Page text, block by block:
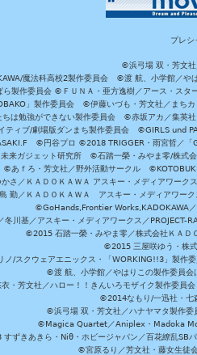
プレシ
©浜弓場 双・芳文社
魔法科高校2製作委員会 ©渡 航、小学館／や
製作委員会 ©ＦＵＮＡ・亜方逸樹／アース・ス
」製作委員会 ©伊藤いづも・芳文社／まち
ちは勉強ができない製作委員会 ©赤坂アカ／集英
ティブ/劇場版ダンまち製作委員会 ©GIRLS und
©円谷プロ ©2018 TRIGGER・雨宮哲／
来ガジェット研究所 ©石踏一榮・みやま零/株式
©あｆろ・芳文社／野外活動サークル
さ／ＫＡＤＯＫＡＷＡ アスキー・メディアワー
勤／ＫＡＤＯＫＡＷＡ アスキー・メディアワ
©GoHands,Frontier Works,KADOKAWA
冬川基／アスキー・メディアワークス／
©2015 石踏一榮・みやま零／株式会社ＫＡＤ
©2015 三屋咲ゆう・株
ノ/スクウェアエニックス・「WORKING!!3」製作
©渡 航、小学館／やはりこの製作委員
・芳文社／ハロー！！きんいろモザイク製作委員
©2014なもり/一迅社・
©浜弓場 双・芳文社／ハナヤマタ製作
©Magica Quartet／Aniplex・Madoka
ずきあきら・Niθ・ホビージャパン／百花繚乱
©宮原るり／芳文社・藤女生徒